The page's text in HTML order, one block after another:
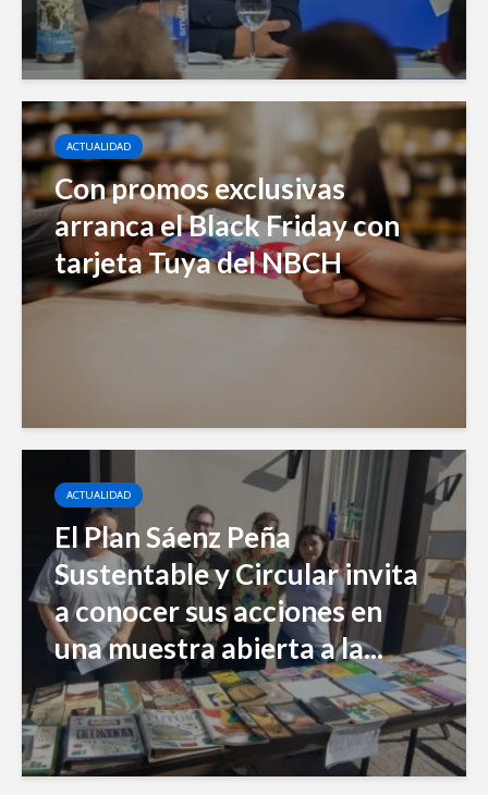
ACTUALIDAD
Con promos exclusivas
arranca el Black Friday con
tarjeta Tuya del NBCH
ACTUALIDAD
El Plan Sáenz Peña
Sustentable y Circular invita
a conocer sus acciones en
una muestra abierta a la...